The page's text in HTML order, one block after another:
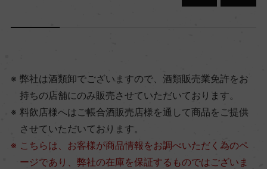
弊社は酒類卸でございますので、酒類販売業免許をお
持ちの店舗にのみ販売させていただいております。
料飲店様へはご帳合酒販売店様を通して商品をご提供
させていただいております。
こちらは、お客様が商品情報をお調べいただく為のペ
ージであり、弊社の在庫を保証するものではございま